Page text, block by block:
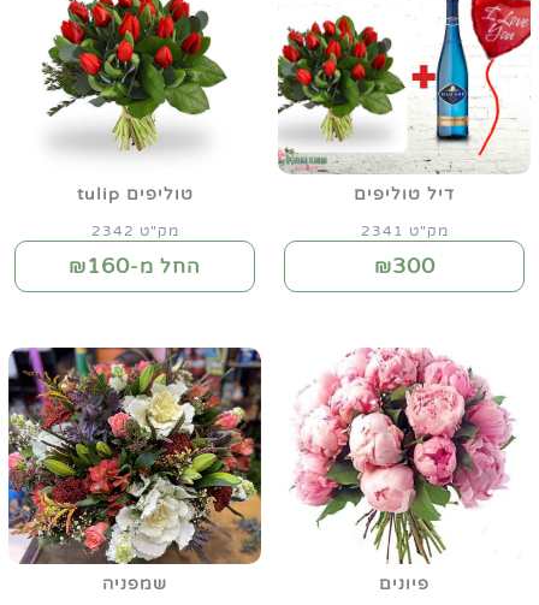
דיל טוליפים
מק"ט 2341
₪300
טוליפים tulip
מק"ט 2342
החל מ-₪160
פיונים שמפניה